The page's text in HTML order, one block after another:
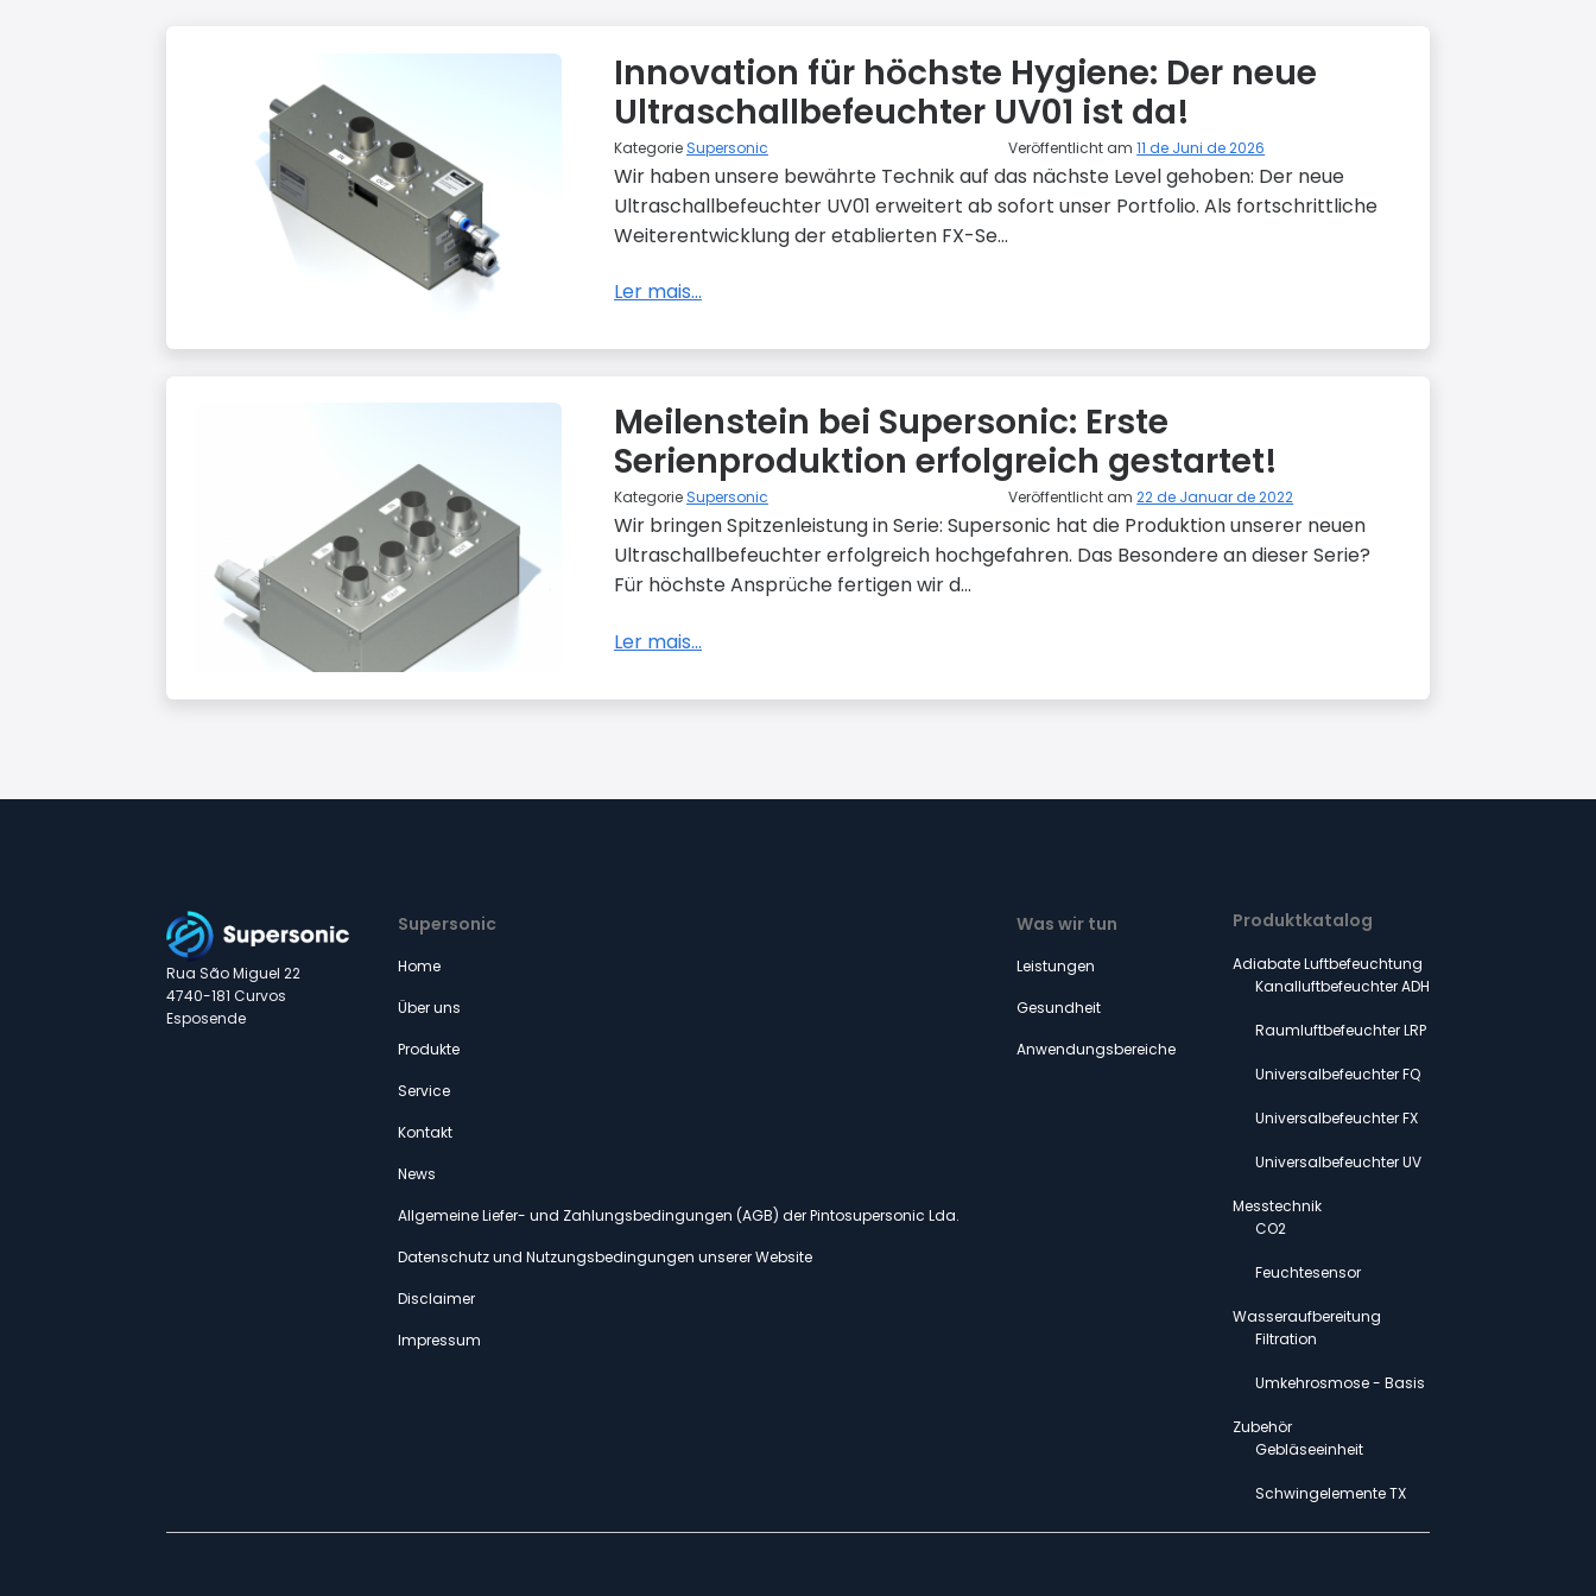
Innovation für höchste Hygiene: Der neue
Ultraschallbefeuchter UV01 ist da!
Kategorie Supersonic Veröffentlicht am11 de Juni de 2026
Wir haben unsere bewährte Technik auf das nächste Level gehoben: Der neue
Ultraschallbefeuchter UV01 erweitert ab sofort unser Portfolio. Als fortschrittliche
Weiterentwicklung der etablierten FX-Se...
Ler mais...
Meilenstein bei Supersonic: Erste
Serienproduktion erfolgreich gestartet!
Kategorie Supersonic Veröffentlicht am22 de Januar de 2022
Wir bringen Spitzenleistung in Serie: Supersonic hat die Produktion unserer neuen
Ultraschallbefeuchter erfolgreich hochgefahren. Das Besondere an dieser Serie?
Für höchste Ansprüche fertigen wir d...
Ler mais...
Rua São Miguel 22
4740-181 Curvos
Esposende
Supersonic
Home
Über uns
Produkte
Service
Kontakt
News
Allgemeine Liefer- und Zahlungsbedingungen (AGB) der Pintosupersonic Lda.
Datenschutz und Nutzungsbedingungen unserer Website
Disclaimer
Impressum
Was wir tun
Leistungen
Gesundheit
Anwendungsbereiche
Produktkatalog
Adiabate Luftbefeuchtung
Kanalluftbefeuchter ADH
Raumluftbefeuchter LRP
Universalbefeuchter FQ
Universalbefeuchter FX
Universalbefeuchter UV
Messtechnik
CO2
Feuchtesensor
Wasseraufbereitung
Filtration
Umkehrosmose - Basis
Zubehör
Gebläseeinheit
Schwingelemente TX